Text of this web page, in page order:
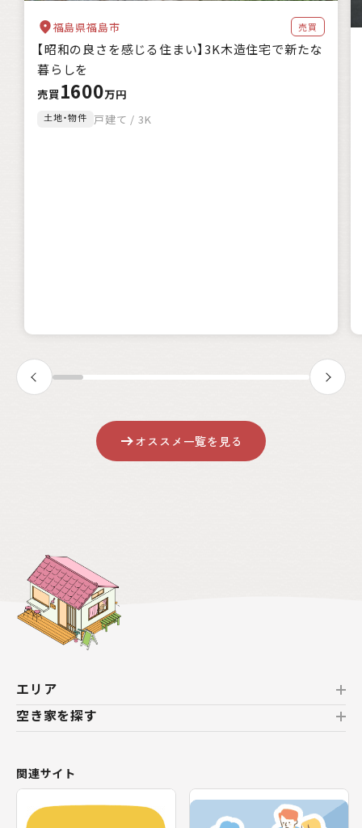
福島県福島市 売買
【昭和の良さを感じる住まい】3K木造住宅で新たな
暮らしを
売買 1600万円
土地・物件 戸建て / 3K
オススメ一覧を見る
エリア
北海道
東北
空き家を探す
新着の空き家
テーマから探す
関連サイト